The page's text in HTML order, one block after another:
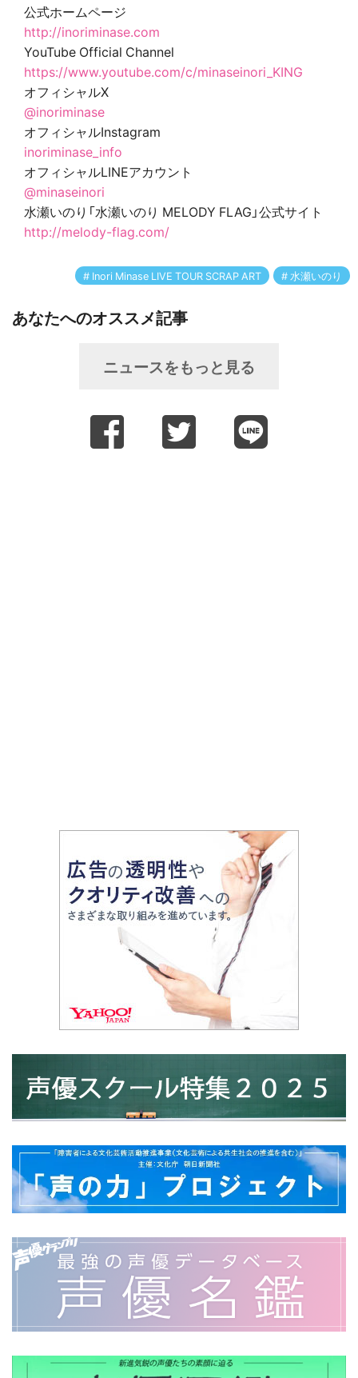
公式ホームページ
http://inoriminase.com
YouTube Official Channel
https://www.youtube.com/c/minaseinori_KING
オフィシャルX
@inoriminase
オフィシャルInstagram
inoriminase_info
オフィシャルLINEアカウント
@minaseinori
水瀬いのり「水瀬いのり MELODY FLAG」公式サイト
http://melody-flag.com/
Inori Minase LIVE TOUR SCRAP ART 水瀬いのり
あなたへのオススメ記事
ニュースをもっと見る